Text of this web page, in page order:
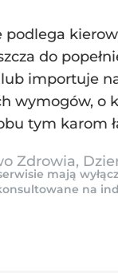
podlega
do
importuje
wymogów, o
tym karom
Zdrowia,
mają
na